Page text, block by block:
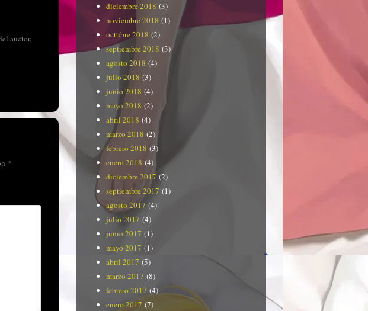
auctor,
*
diciembre 2018 (3)
noviembre 2018 (1)
octubre 2018 (2)
septiembre 2018 (3)
agosto 2018 (4)
julio 2018 (3)
junio 2018 (4)
mayo 2018 (2)
abril 2018 (4)
marzo 2018 (2)
febrero 2018 (3)
enero 2018 (4)
diciembre 2017 (2)
septiembre 2017 (1)
agosto 2017 (4)
julio 2017 (4)
junio 2017 (1)
mayo 2017 (1)
abril 2017 (5)
marzo 2017 (8)
febrero 2017 (4)
enero 2017 (7)